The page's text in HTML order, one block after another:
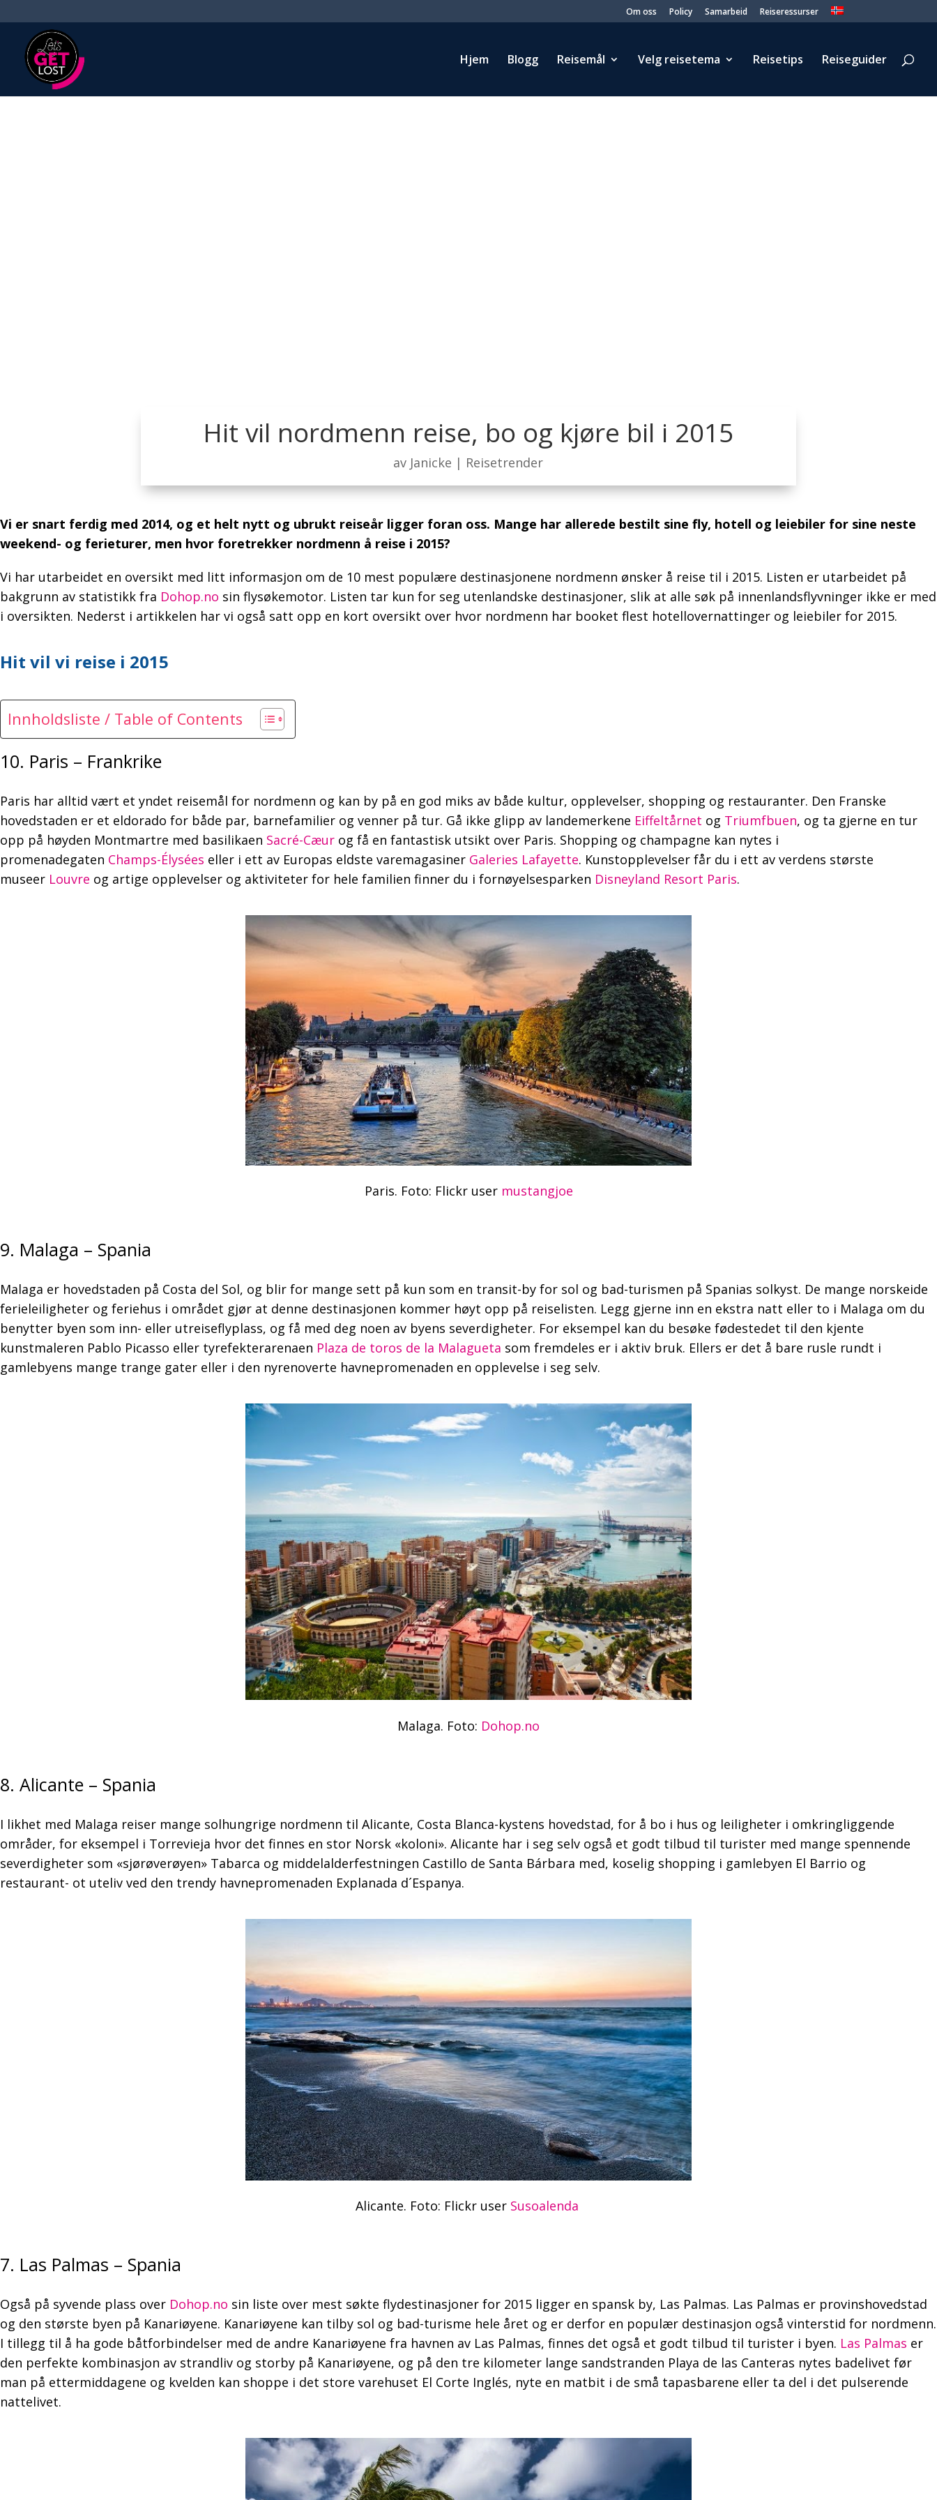
Om oss Policy Samarbeid Reiseressurser
Hjem Blogg Reisemål Velg reisetema Reisetips Reiseguider
Hit vil nordmenn reise, bo og kjøre bil i 2015
av Janicke | Reisetrender
Vi er snart ferdig med 2014, og et helt nytt og ubrukt reiseår ligger foran oss. Mange har allerede bestilt sine fly, hotell og leiebiler for sine neste
weekend- og ferieturer, men hvor foretrekker nordmenn å reise i 2015?
Vi har utarbeidet en oversikt med litt informasjon om de 10 mest populære destinasjonene nordmenn ønsker å reise til i 2015. Listen er utarbeidet på
bakgrunn av statistikk fra Dohop.no sin flysøkemotor. Listen tar kun for seg utenlandske destinasjoner, slik at alle søk på innenlandsflyvninger ikke er med
i oversikten. Nederst i artikkelen har vi også satt opp en kort oversikt over hvor nordmenn har booket flest hotellovernattinger og leiebiler for 2015.
Hit vil vi reise i 2015
Innholdsliste / Table of Contents
10. Paris – Frankrike
Paris har alltid vært et yndet reisemål for nordmenn og kan by på en god miks av både kultur, opplevelser, shopping og restauranter. Den Franske
hovedstaden er et eldorado for både par, barnefamilier og venner på tur. Gå ikke glipp av landemerkene Eiffeltårnet og Triumfbuen, og ta gjerne en tur
opp på høyden Montmartre med basilikaen Sacré-Cæur og få en fantastisk utsikt over Paris. Shopping og champagne kan nytes i
promenadegaten Champs-Élysées eller i ett av Europas eldste varemagasiner Galeries Lafayette. Kunstopplevelser får du i ett av verdens største
museer Louvre og artige opplevelser og aktiviteter for hele familien finner du i fornøyelsesparken Disneyland Resort Paris.
Paris. Foto: Flickr user mustangjoe
9. Malaga – Spania
Malaga er hovedstaden på Costa del Sol, og blir for mange sett på kun som en transit-by for sol og bad-turismen på Spanias solkyst. De mange norskeide
ferieleiligheter og feriehus i området gjør at denne destinasjonen kommer høyt opp på reiselisten. Legg gjerne inn en ekstra natt eller to i Malaga om du
benytter byen som inn- eller utreiseflyplass, og få med deg noen av byens severdigheter. For eksempel kan du besøke fødestedet til den kjente
kunstmaleren Pablo Picasso eller tyrefekterarenaen Plaza de toros de la Malagueta som fremdeles er i aktiv bruk. Ellers er det å bare rusle rundt i
gamlebyens mange trange gater eller i den nyrenoverte havnepromenaden en opplevelse i seg selv.
Malaga. Foto: Dohop.no
8. Alicante – Spania
I likhet med Malaga reiser mange solhungrige nordmenn til Alicante, Costa Blanca-kystens hovedstad, for å bo i hus og leiligheter i omkringliggende
områder, for eksempel i Torrevieja hvor det finnes en stor Norsk «koloni». Alicante har i seg selv også et godt tilbud til turister med mange spennende
severdigheter som «sjørøverøyen» Tabarca og middelalderfestningen Castillo de Santa Bárbara med, koselig shopping i gamlebyen El Barrio og
restaurant- ot uteliv ved den trendy havnepromenaden Explanada d´Espanya.
Alicante. Foto: Flickr user Susoalenda
7. Las Palmas – Spania
Også på syvende plass over Dohop.no sin liste over mest søkte flydestinasjoner for 2015 ligger en spansk by, Las Palmas. Las Palmas er provinshovedstad
og den største byen på Kanariøyene. Kanariøyene kan tilby sol og bad-turisme hele året og er derfor en populær destinasjon også vinterstid for nordmenn.
I tillegg til å ha gode båtforbindelser med de andre Kanariøyene fra havnen av Las Palmas, finnes det også et godt tilbud til turister i byen. Las Palmas er
den perfekte kombinasjon av strandliv og storby på Kanariøyene, og på den tre kilometer lange sandstranden Playa de las Canteras nytes badelivet før
man på ettermiddagene og kvelden kan shoppe i det store varehuset El Corte Inglés, nyte en matbit i de små tapasbarene eller ta del i det pulserende
nattelivet.